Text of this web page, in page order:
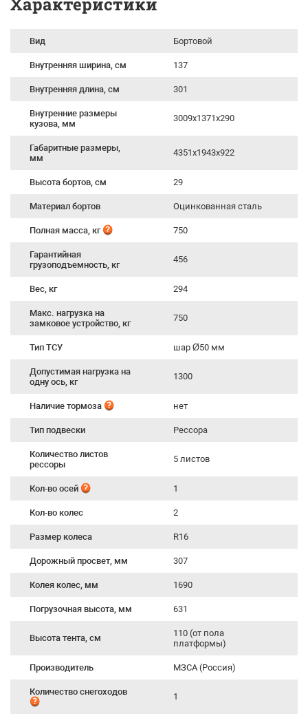
Вид Бортовой
Внутренняя ширина, см 137
Внутренняя длина, см 301
Внутренние размеры
кузова, мм
3009x1371x290
Габаритные размеры,
мм
4351х1943х922
Высота бортов, см 29
Материал бортов Оцинкованная сталь
Полная масса, кг 750
Гарантийная
грузоподъемность, кг
456
Вес, кг 294
Макс. нагрузка на
замковое устройство, кг
750
Тип ТСУ шар Ø50 мм
Допустимая нагрузка на
одну ось, кг
1300
Наличие тормоза нет
Тип подвески Рессора
Количество листов
рессоры
5 листов
Кол-во осей 1
Кол-во колес 2
Размер колеса R16
Дорожный просвет, мм 307
Колея колес, мм 1690
Погрузочная высота, мм 631
Высота тента, см
110 (от пола
платформы)
Производитель МЗСА (Россия)
Количество снегоходов 1